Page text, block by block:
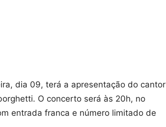
dia 09, terá a apresentação do cantor
O concerto será às 20h, no
entrada franca e número limitado de